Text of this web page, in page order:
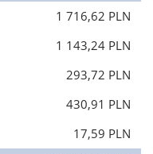
1 716,62 PLN
1 143,24 PLN
293,72 PLN
430,91 PLN
17,59 PLN